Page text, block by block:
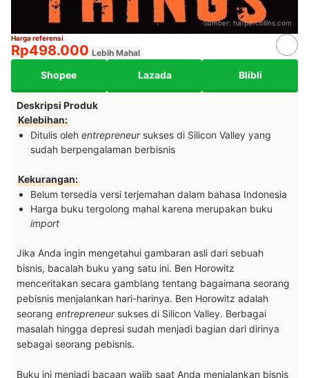
Sumber: harpercollins.com
Harga referensi
Rp498.000 Lebih Mahal
Shopee Lazada Blibli
Deskripsi Produk
Kelebihan:
Ditulis oleh entrepreneur sukses di Silicon Valley yang
sudah berpengalaman berbisnis
Kekurangan:
Belum tersedia versi terjemahan dalam bahasa Indonesia
Harga buku tergolong mahal karena merupakan buku
import
Jika Anda ingin mengetahui gambaran asli dari sebuah
bisnis, bacalah buku yang satu ini. Ben Horowitz
menceritakan secara gamblang tentang bagaimana seorang
pebisnis menjalankan hari-harinya. Ben Horowitz adalah
seorang entrepreneur sukses di Silicon Valley. Berbagai
masalah hingga depresi sudah menjadi bagian dari dirinya
sebagai seorang pebisnis.
Buku ini menjadi bacaan wajib saat Anda menjalankan bisnis